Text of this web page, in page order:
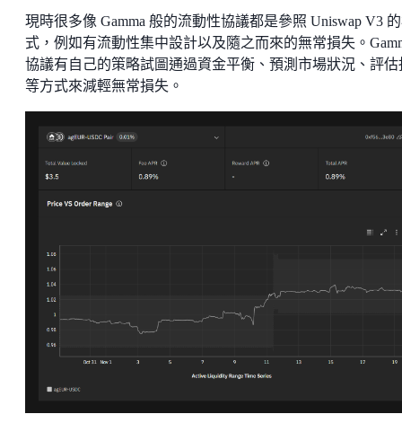
現時很多像 Gamma 般的流動性協議都是參照 Uniswap V3
式，例如有流動性集中設計以及隨之而來的無常損失。
協議有自己的策略試圖通過資金平衡、預測市場狀況、評估
等方式來減輕無常損失。